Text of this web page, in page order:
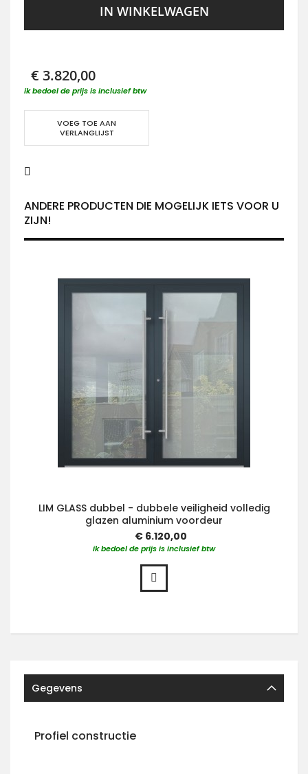
IN WINKELWAGEN
€ 3.820,00
ik bedoel de prijs is inclusief btw
VOEG TOE AAN
VERLANGLIJST
ANDERE PRODUCTEN DIE MOGELIJK IETS VOOR U
ZIJN!
LIM GLASS dubbel - dubbele veiligheid volledig
glazen aluminium voordeur
€ 6.120,00
ik bedoel de prijs is inclusief btw
Gegevens